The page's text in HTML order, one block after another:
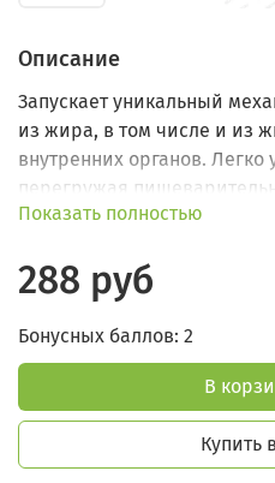
Описание
Запускает уникальный
из жира, в том числе и из
внутренних органов. Легко
перегружая
более 20 аминокислот,
Показать полностью
288 руб
Бонусных баллов: 2
В
Купить